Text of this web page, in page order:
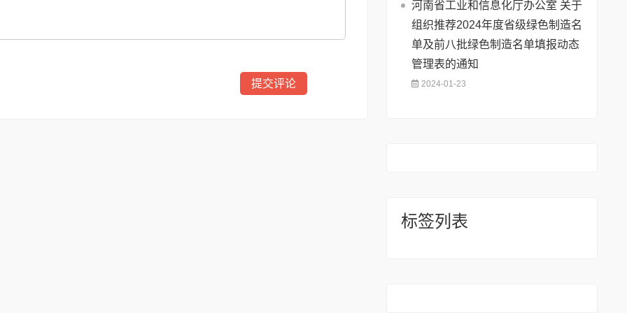
河南省工业和信息化厅办公室 关于
组织推荐2024年度省级绿色制造名
单及前八批绿色制造名单填报动态
管理表的通知
2024-01-23
标签列表